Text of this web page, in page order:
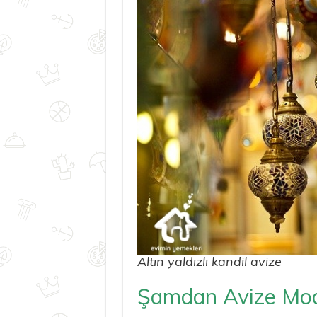
Altın yaldızlı kandil avize
Şamdan Avize